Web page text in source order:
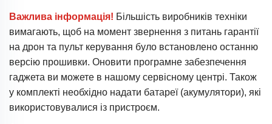
Важлива інформація! Більшість виробників техніки
вимагають, щоб на момент звернення з питань гарантії
на дрон та пульт керування було встановлено останню
версію прошивки. Оновити програмне забезпечення
гаджета ви можете в нашому сервісному центрі. Також
у комплекті необхідно надати батареї (акумулятори), які
використовувалися із пристроєм.